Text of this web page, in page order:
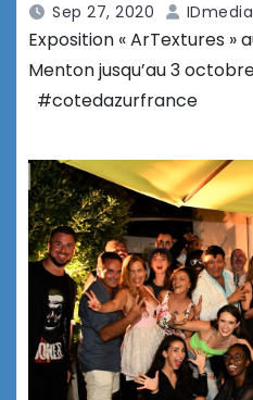
Sep 27, 2020
Exposition « ArTextures »
Menton jusqu’au 3
#cotedazurfrance